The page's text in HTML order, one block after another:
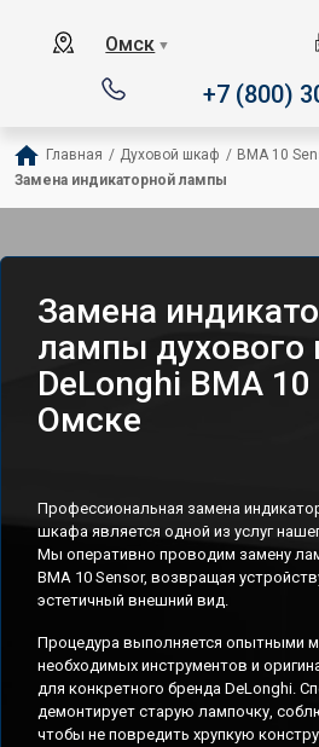
Омск ▼
+7 (800)
Главная / Духовой шкаф / BMA 10
Замена индикаторной лампы
Замена
лампы духового
DeLonghi BMA
Омске
Профессиональная замена
шкафа является одной из услуг
Мы оперативно проводим замену
BMA 10 Sensor, возвращая
эстетичный внешний вид.
Процедура выполняется опытными
необходимых инструментов и
для конкретного бренда DeLonghi.
демонтирует старую лампочку,
чтобы не повредить хрупкую